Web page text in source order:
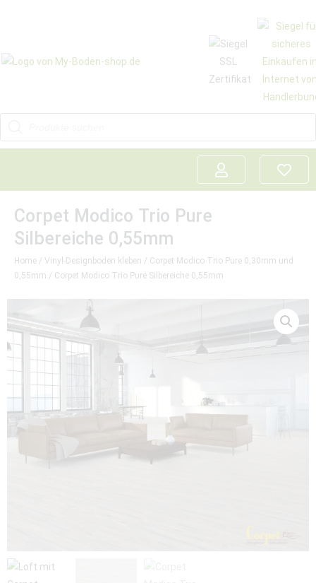
Corpet Modico Trio Pure
Silbereiche 0,55mm
Home / Vinyl-Designboden kleben / Corpet Modico Trio Pure 0,30mm und
0,55mm / Corpet Modico Trio Pure Silbereiche 0,55mm